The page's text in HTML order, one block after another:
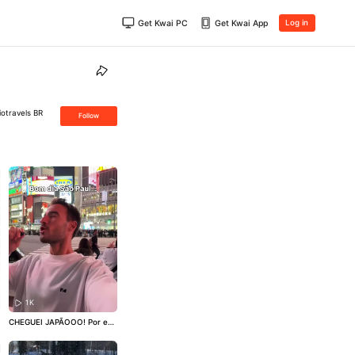
Get Kwai PC Get Kwai App Log in
BR
Follow
1K
CHEGUEI JAPÃOOO! Por ess
am 29 horas de viagem pra
chegar até aqui e agora pos